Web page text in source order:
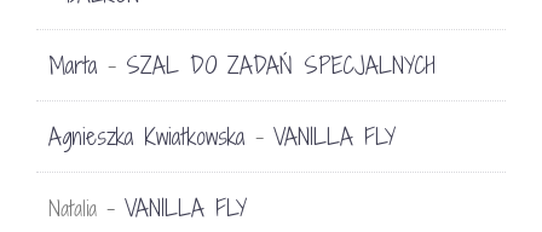
Marta - SZAL DO ZADAŃ SPECJALNYCH
Agnieszka Kwiatkowska - VANILLA FLY
Natalia - VANILLA FLY